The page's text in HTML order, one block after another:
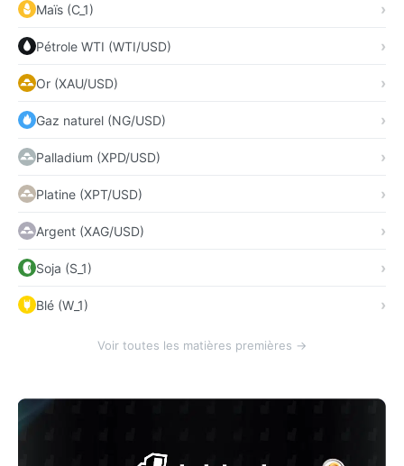
Maïs (C_1)
Pétrole WTI (WTI/USD)
Or (XAU/USD)
Gaz naturel (NG/USD)
Palladium (XPD/USD)
Platine (XPT/USD)
Argent (XAG/USD)
Soja (S_1)
Blé (W_1)
Voir toutes les matières premières →